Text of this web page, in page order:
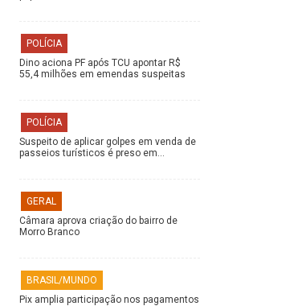
POLÍCIA
Dino aciona PF após TCU apontar R$
55,4 milhões em emendas suspeitas
POLÍCIA
Suspeito de aplicar golpes em venda de
passeios turísticos é preso em…
GERAL
Câmara aprova criação do bairro de
Morro Branco
BRASIL/MUNDO
Pix amplia participação nos pagamentos